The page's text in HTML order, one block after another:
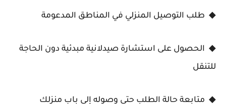
◆ طلب التوصيل المنزلي في المناطق المدعومة
◆ الحصول على استشارة صيدلانية مبدئية دون الحاجة
للتنقل
◆ متابعة حالة الطلب حتى وصوله إلى باب منزلك